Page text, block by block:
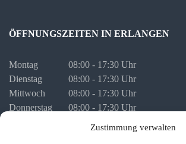
Zustimmung verwalten
ÖFFNUNGSZEITEN IN ERLANGEN
Montag
08:00 - 17:30 Uhr
Dienstag
08:00 - 17:30 Uhr
Mittwoch
08:00 - 17:30 Uhr
Donnerstag
08:00 - 17:30 Uhr